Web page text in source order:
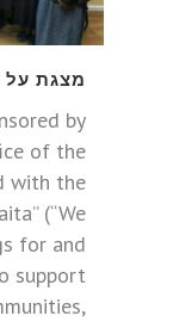
מצגת על
by
of the
with the
(“We
for and
support